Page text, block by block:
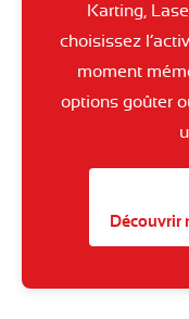
Karting,
choisissez
moment
options goûter
Découvrir